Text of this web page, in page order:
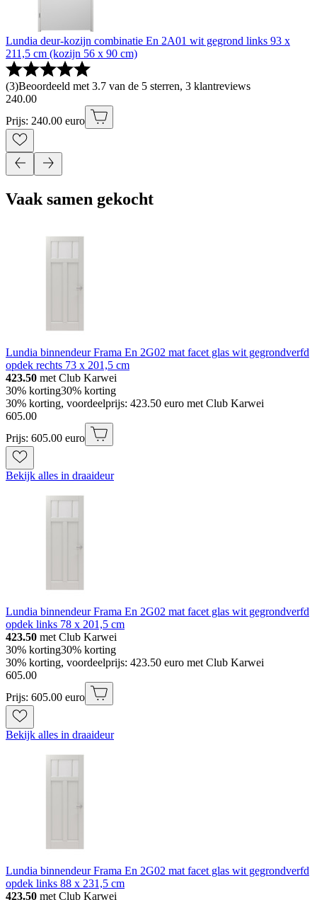
Lundia deur-kozijn combinatie En 2A01 wit gegrond links 93 x
211,5 cm (kozijn 56 x 90 cm)
(3)Beoordeeld met 3.7 van de 5 sterren, 3 klantreviews
240.00
Prijs: 240.00 euro
Vaak samen gekocht
Lundia binnendeur Frama En 2G02 mat facet glas wit gegrondverfd
opdek rechts 73 x 201,5 cm
423.50 met Club Karwei
30% korting30% korting
30% korting, voordeelprijs: 423.50 euro met Club Karwei
605.00
Prijs: 605.00 euro
Bekijk alles in draaideur
Lundia binnendeur Frama En 2G02 mat facet glas wit gegrondverfd
opdek links 78 x 201,5 cm
423.50 met Club Karwei
30% korting30% korting
30% korting, voordeelprijs: 423.50 euro met Club Karwei
605.00
Prijs: 605.00 euro
Bekijk alles in draaideur
Lundia binnendeur Frama En 2G02 mat facet glas wit gegrondverfd
opdek links 88 x 231,5 cm
423.50 met Club Karwei